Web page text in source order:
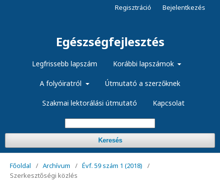
Egészségfejlesztés
Legfrissebb lapszám Korábbi lapszámok
A folyóiratról Útmutató a szerzőknek
Szakmai lektorálási útmutató Kapcsolat
Keresés
Regisztráció Bejelentkezés
Főoldal / Archívum / Évf. 59 szám 1 (2018)
/
Szerkesztőségi közlés